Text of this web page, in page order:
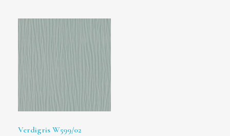
Verdigris W599/02